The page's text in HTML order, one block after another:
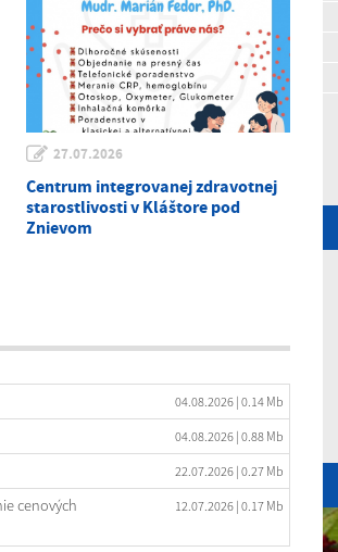
27.07.2026
Centrum integrovanej zdravotnej
starostlivosti v Kláštore pod
Znievom
04.08.2026 | 0.14 Mb
04.08.2026 | 0.88 Mb
22.07.2026 | 0.27 Mb
cenových
12.07.2026 | 0.17 Mb